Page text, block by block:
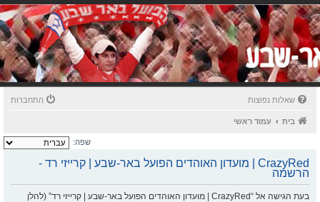
שאלות נפוצות התחברות
בית עמוד ראשי
שפה:
CrazyRed | מועדון האוהדים הפועל באר-שבע | קרייזי רד -
הרשמה
בעת הגישה אל “CrazyRed | מועדון האוהדים הפועל באר-שבע | קרייזי רד” (להלן